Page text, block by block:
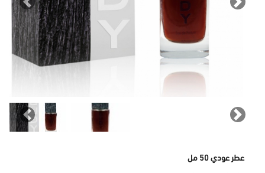
Next
Next
عطر عودي 50 مل